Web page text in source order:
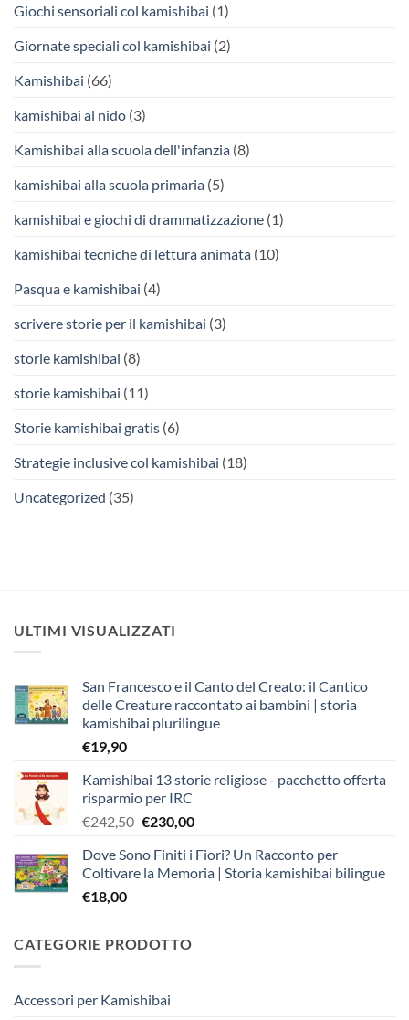
Giochi sensoriali col kamishibai (1)
Giornate speciali col kamishibai (2)
Kamishibai (66)
kamishibai al nido (3)
Kamishibai alla scuola dell'infanzia (8)
kamishibai alla scuola primaria (5)
kamishibai e giochi di drammatizzazione (1)
kamishibai tecniche di lettura animata (10)
Pasqua e kamishibai (4)
scrivere storie per il kamishibai (3)
storie kamishibai (8)
storie kamishibai (11)
Storie kamishibai gratis (6)
Strategie inclusive col kamishibai (18)
Uncategorized (35)
ULTIMI VISUALIZZATI
San Francesco e il Canto del Creato: il Cantico
delle Creature raccontato ai bambini | storia
kamishibai plurilingue
€19,90
Kamishibai 13 storie religiose - pacchetto offerta
risparmio per IRC
€242,50 Il
originale
era:
€230,00Il
attuale
è:
Dove Sono Finiti i Fiori? Un Racconto per
Coltivare la Memoria | Storia kamishibai bilingue
€18,00
CATEGORIE PRODOTTO
Accessori per Kamishibai